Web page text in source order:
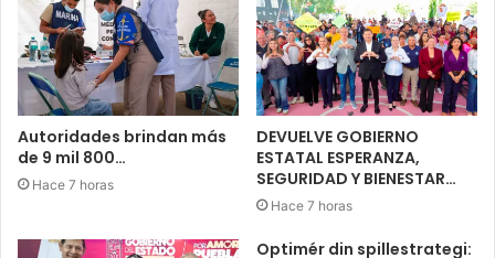
Autoridades brindan más
de 9 mil 800…
Hace 7 horas
DEVUELVE GOBIERNO
ESTATAL ESPERANZA,
SEGURIDAD Y BIENESTAR…
Hace 7 horas
Optimér din spillestrategi: